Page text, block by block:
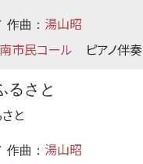
曲： 湯山昭
市民コール
ピアノ伴奏
るさと
と
曲： 湯山昭